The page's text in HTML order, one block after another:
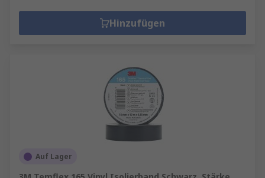
Hinzufügen
Auf Lager